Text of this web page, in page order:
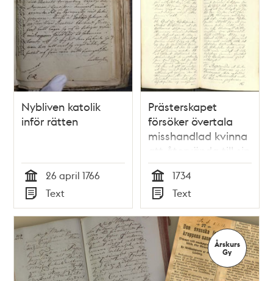
Nybliven katolik
inför rätten
Tid
26 april 1766
Typ
Text
Prästerskapet
försöker övertala
misshandlad kvinna
att återvända till sin
våldsamme man
Tid
1734
Typ
Text
Årskurs
Gy